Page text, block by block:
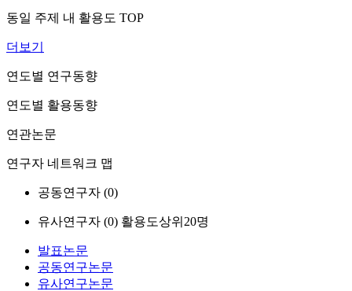
동일 주제 내 활용도 TOP
더보기
연도별 연구동향
연도별 활용동향
연관논문
연구자 네트워크 맵
공동연구자 (0)
유사연구자 (0) 활용도상위20명
발표논문
공동연구논문
유사연구논문